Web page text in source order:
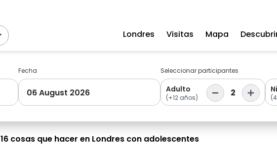
Londres Visitas Mapa
Fecha
06 August 2026
Seleccionar participantes
Adulto
(+12 años) 2
16 cosas que hacer en Londres con adolescentes